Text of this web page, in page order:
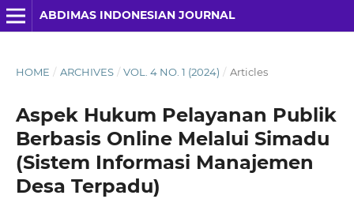
ABDIMAS INDONESIAN JOURNAL
HOME / ARCHIVES / VOL. 4 NO. 1 (2024) / Articles
Aspek Hukum Pelayanan Publik
Berbasis Online Melalui Simadu
(Sistem Informasi Manajemen
Desa Terpadu)